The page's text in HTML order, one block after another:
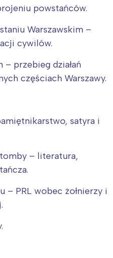
powstańców.
Warszawskim –
cywilów.
przebieg działań
częściach Warszawy.
satyra i
– literatura,
– PRL wobec żołnierzy i